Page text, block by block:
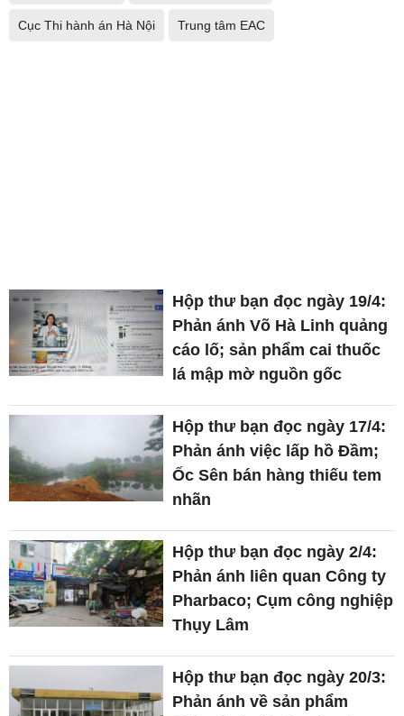
Cục Thi hành án Hà Nội Trung tâm EAC
Hộp thư bạn đọc ngày 19/4:
Phản ánh Võ Hà Linh quảng
cáo lố; sản phẩm cai thuốc
lá mập mờ nguồn gốc
Hộp thư bạn đọc ngày 17/4:
Phản ánh việc lấp hồ Đầm;
Ốc Sên bán hàng thiếu tem
nhãn
Hộp thư bạn đọc ngày 2/4:
Phản ánh liên quan Công ty
Pharbaco; Cụm công nghiệp
Thụy Lâm
Hộp thư bạn đọc ngày 20/3:
Phản ánh về sản phẩm